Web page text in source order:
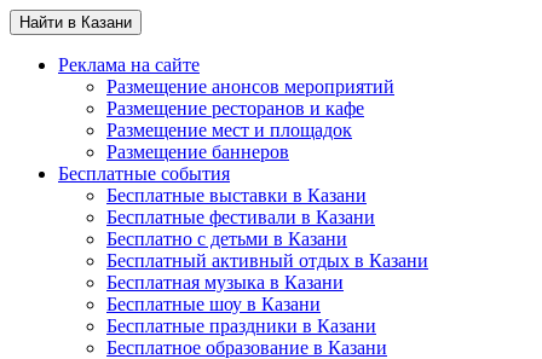
Найти в Казани
Реклама на сайте
Размещение анонсов мероприятий
Размещение ресторанов и кафе
Размещение мест и площадок
Размещение баннеров
Бесплатные события
Бесплатные выставки в Казани
Бесплатные фестивали в Казани
Бесплатно с детьми в Казани
Бесплатный активный отдых в Казани
Бесплатная музыка в Казани
Бесплатные шоу в Казани
Бесплатные праздники в Казани
Бесплатное образование в Казани